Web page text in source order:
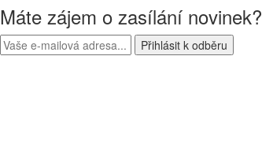
Máte zájem o zasílání novinek?